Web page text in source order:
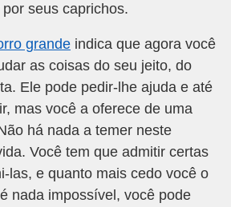
seus caprichos.
grande indica que agora você
as coisas do seu jeito, do
Ele pode pedir-lhe ajuda e até
mas você a oferece de uma
há nada a temer neste
Você tem que admitir certas
las, e quanto mais cedo você o
nada impossível, você pode